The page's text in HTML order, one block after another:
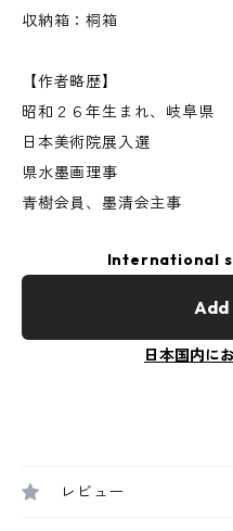
収納箱：桐箱
【作者略歴】
昭和２６年生まれ、岐阜県
日本美術院展入選
県水墨画理事
青樹会員、墨清会主事
International
日本国内に
レビュー